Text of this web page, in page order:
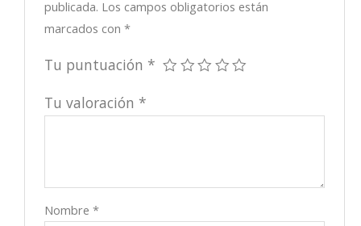
publicada. Los campos obligatorios están
marcados con*
Tu puntuación *
Tu valoración *
Nombre*